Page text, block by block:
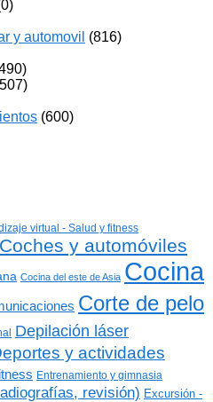
y automovil (816)
(600)
virtual - Salud y fitness
Coches y automóviles
Cocina del este de Asia Cocina
Corte de pelo
Depilación láser
y actividades
Entrenamiento y gimnasia
revisión) Excursión -